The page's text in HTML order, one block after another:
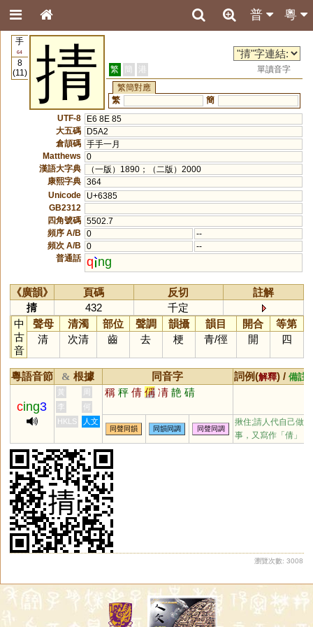
粵
普
手
64
8
(11)
掅 繁 簡 港
單讀音字
繁簡對應
繁
簡
UTF-8
E6 8E 85
大五碼
D5A2
倉頡碼 手手一月
Matthews
0
漢語大字典
（一版）1890；（二版）2000
康熙字典 364
Unicode
U+6385
GB2312
四角號碼 5502.7
頻序 A/B
0
--
頻次 A/B
0
--
普通話 q ng
《廣韻》 頁碼 反切
註解
掅
432
千定
中
古
音
聲母 清濁 部位 聲調 韻攝 韻目 開合
等第
清
次清 齒 去 梗 青/徑 開 四
粵語音節 & 根據 同音字 詞例(解釋) / 備註
cing3
黃 周 稱 秤 倩 偁 凊 靘 碃
李
何
HKLS
人文
同聲同韻 同韻同調 同聲同調
揪住;請人代自己做
事，又寫作「倩」
瀏覽次數: 3008